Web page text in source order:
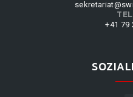
+41 79